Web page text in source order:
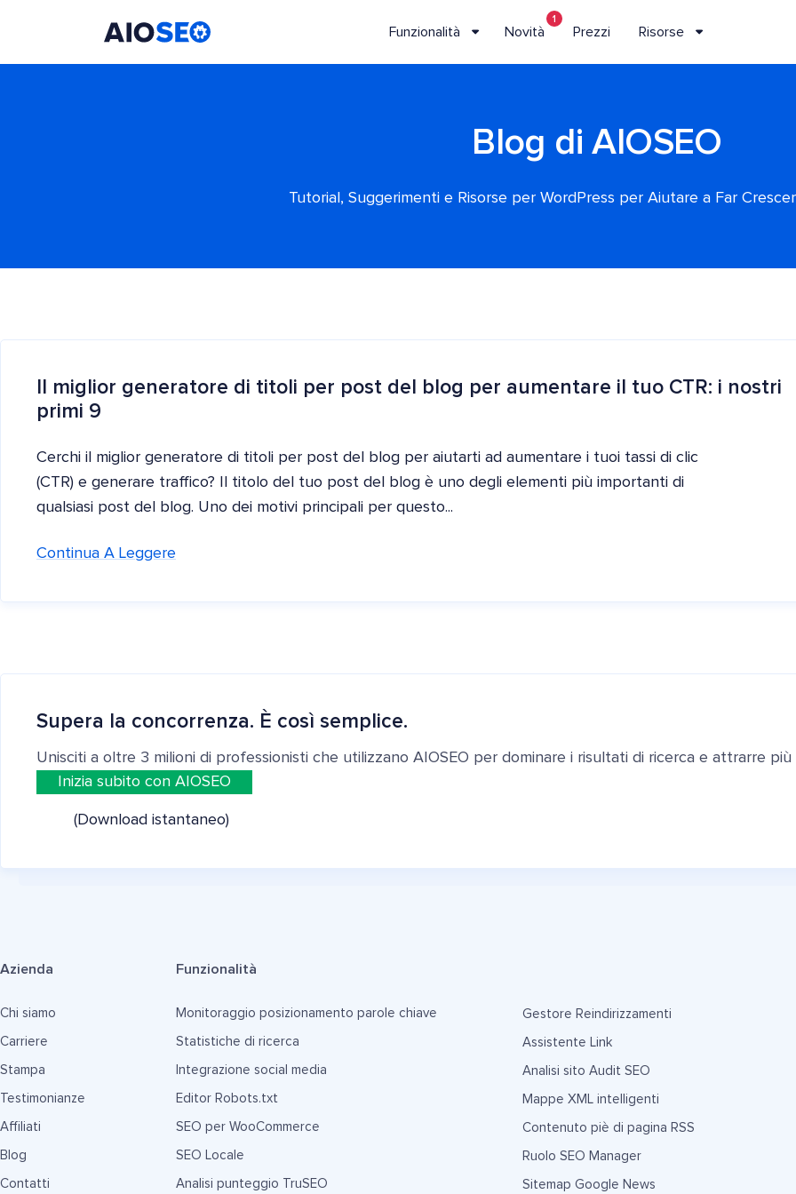
Funzionalità Novità
1
Prezzi Risorse
Blog di AIOSEO
Tutorial, Suggerimenti e Risorse per WordPress per Aiutare a Far
Il miglior generatore di titoli per post del blog per aumentare il tuo CTR: i nostri
primi 9
Cerchi il miglior generatore di titoli per post del blog per aiutarti ad aumentare i tuoi tassi di clic
(CTR) e generare traffico? Il titolo del tuo post del blog è uno degli elementi più importanti di
qualsiasi post del blog. Uno dei motivi principali per questo...
Continua A Leggere
Supera la concorrenza. È così semplice.
Unisciti a oltre 3 milioni di professionisti che utilizzano AIOSEO per dominare i risultati di ricerca e attrarre più
Inizia subito con AIOSEO
(Download istantaneo)
Azienda
Chi siamo
Carriere
Stampa
Testimonianze
Affiliati
Blog
Contatti
Funzionalità
Monitoraggio posizionamento parole chiave
Statistiche di ricerca
Integrazione social media
Editor Robots.txt
SEO per WooCommerce
SEO Locale
Analisi punteggio TruSEO
Gestore Reindirizzamenti
Assistente Link
Analisi sito Audit SEO
Mappe XML intelligenti
Contenuto piè di pagina RSS
Ruolo SEO Manager
Sitemap Google News